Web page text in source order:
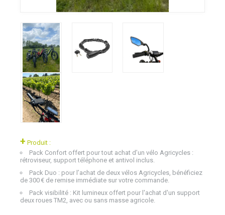
+ Produit :
Pack Confort offert pour tout achat d’un vélo Agricycles :
rétroviseur, support téléphone et antivol inclus.
Pack Duo : pour l’achat de deux vélos Agricycles, bénéficiez
de 300 € de remise immédiate sur votre commande.
Pack visibilité : Kit lumineux offert pour l'achat d'un support
deux roues TM2, avec ou sans masse agricole.